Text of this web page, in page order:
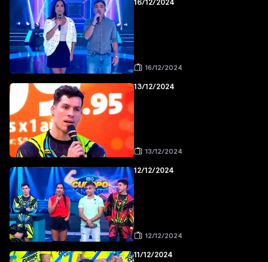
16/12/2024
16/12/2024
13/12/2024
13/12/2024
12/12/2024
12/12/2024
11/12/2024